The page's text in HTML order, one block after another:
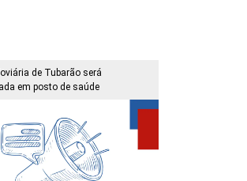
de Tubarão será
em posto de saúde